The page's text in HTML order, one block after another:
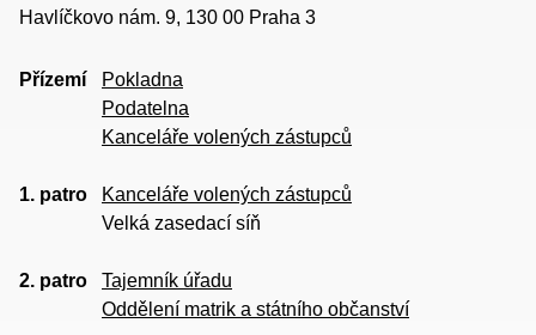
Havlíčkovo nám. 9, 130 00 Praha 3
Přízemí
Pokladna
Podatelna
Kanceláře volených zástupců
1. patro
Kanceláře volených zástupců
Velká zasedací síň
2. patro
Tajemník úřadu
Oddělení matrik a státního občanství